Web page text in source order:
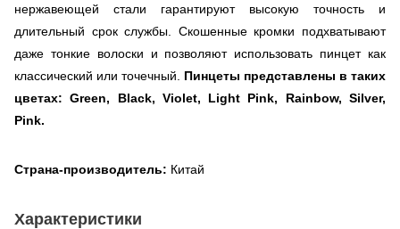
нержавеющей стали гарантируют высокую точность и
длительный срок службы. Скошенные кромки подхватывают
даже тонкие волоски и позволяют использовать пинцет как
классический или точечный.
Пинцеты представлены в таких
цветах: Green, Black, Violet, Light Pink, Rainbow, Silver,
Pink.
Страна-производитель: Китай
Характеристики